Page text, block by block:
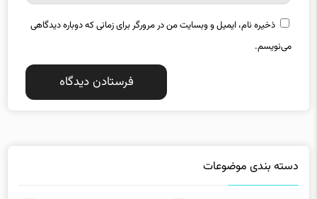
ذخیره نام، ایمیل و وبسایت من در مرورگر برای زمانی که دوباره دیدگاهی
می‌نویسم.
دسته بندی موضوعات